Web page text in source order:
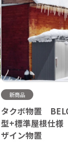
新商品
タクボ物置
型+標準屋根仕
ザイン物置